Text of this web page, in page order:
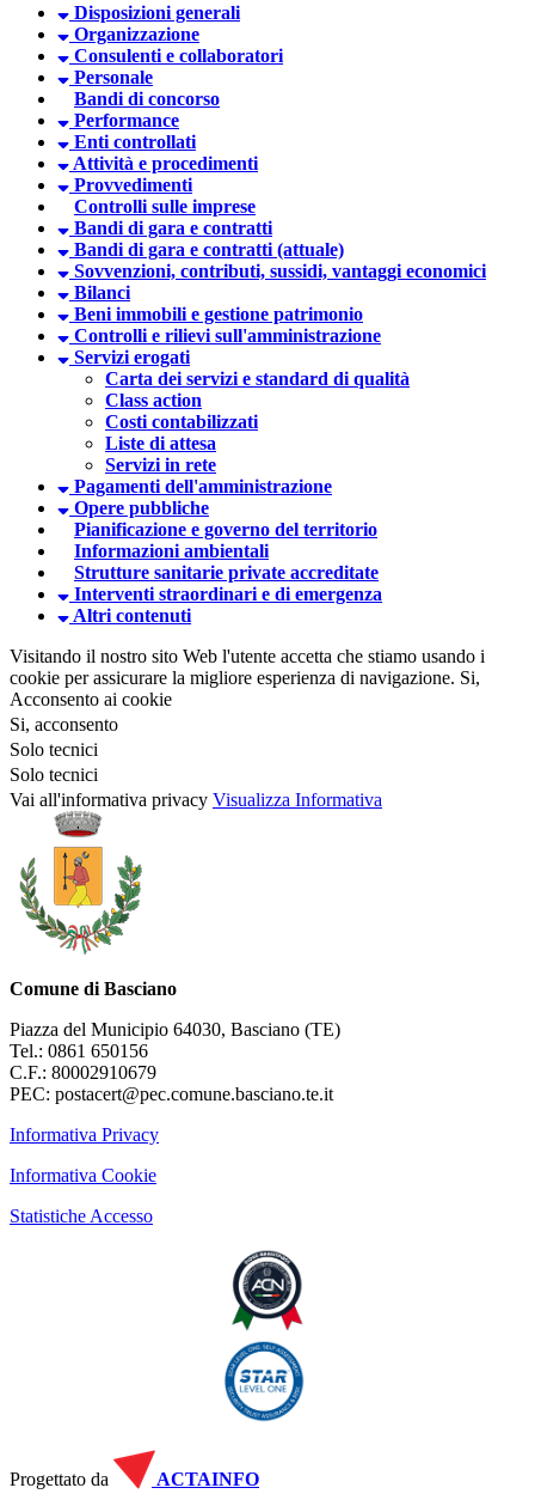
Disposizioni generali
Organizzazione
Consulenti e collaboratori
Personale
Bandi di concorso
Performance
Enti controllati
Attività e procedimenti
Provvedimenti
Controlli sulle imprese
Bandi di gara e contratti
Bandi di gara e contratti (attuale)
Sovvenzioni, contributi, sussidi, vantaggi economici
Bilanci
Beni immobili e gestione patrimonio
Controlli e rilievi sull'amministrazione
Servizi erogati
Carta dei servizi e standard di qualità
Class action
Costi contabilizzati
Liste di attesa
Servizi in rete
Pagamenti dell'amministrazione
Opere pubbliche
Pianificazione e governo del territorio
Informazioni ambientali
Strutture sanitarie private accreditate
Interventi straordinari e di emergenza
Altri contenuti
Visitando il nostro sito Web l'utente accetta che stiamo usando i
cookie per assicurare la migliore esperienza di navigazione. Si,
Acconsento ai cookie
Si, acconsento
Solo tecnici
Solo tecnici
Vai all'informativa privacy Visualizza Informativa
Comune di Basciano
Piazza del Municipio 64030, Basciano (TE)
Tel.: 0861 650156
C.F.: 80002910679
PEC: postacert@pec.comune.basciano.te.it
Informativa Privacy
Informativa Cookie
Statistiche Accesso
Progettato da ACTAINFO